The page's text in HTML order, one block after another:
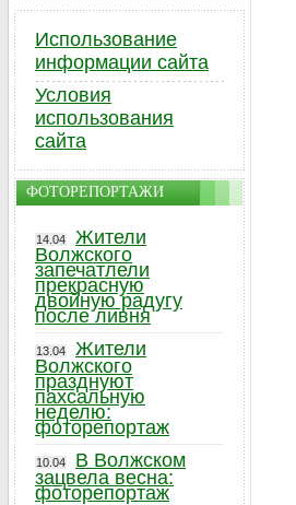
Использование
информации сайта
Условия
использования
сайта
ФОТОРЕПОРТАЖИ
14.04
Жители
Волжского
запечатлели
прекрасную
двойную радугу
после ливня
13.04
Жители
Волжского
празднуют
пахсальную
неделю:
фоторепортаж
10.04
В Волжском
зацвела весна:
фоторепортаж